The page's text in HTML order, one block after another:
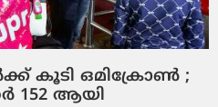
കൂടി ഒമിക്രോണ്‍ ;
152 ആയി